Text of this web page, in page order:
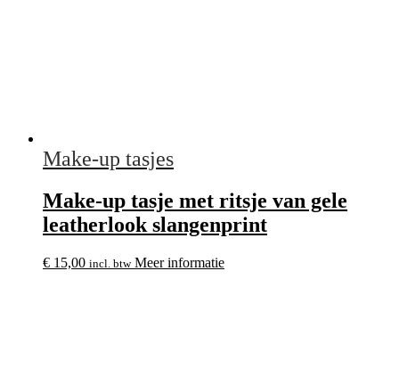
Make-up tasjes
Make-up tasje met ritsje van gele
leatherlook slangenprint
€ 15,00 incl. btw Meer informatie